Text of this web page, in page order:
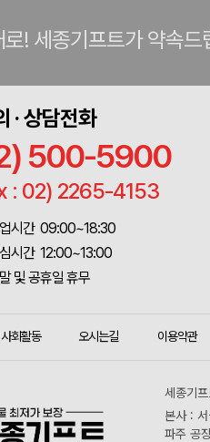
! 세종기프트가 약속드
· 상담전화
500-5900
: 02) 2265-4153
시간 09:00~18:30
시간 12:00~13:00
및 공휴일 휴무
사회활동 오시는길 이용약관
세종기
본사 :
파주 공